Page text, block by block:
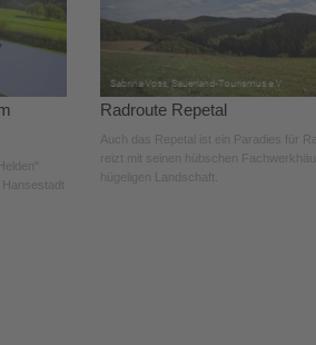
Radroute Repetal
Auch das Repetal ist ein Paradies für
reizt mit seinen hübschen
hügeligen Landschaft.